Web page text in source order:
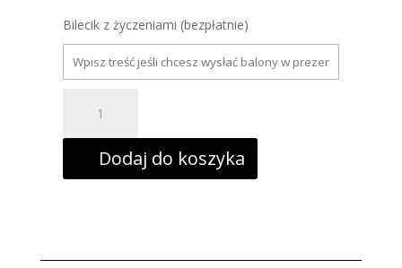
Bilecik z życzeniami (bezpłatnie)
foliowy
Happy
Birthday”,Dodaj do koszyka